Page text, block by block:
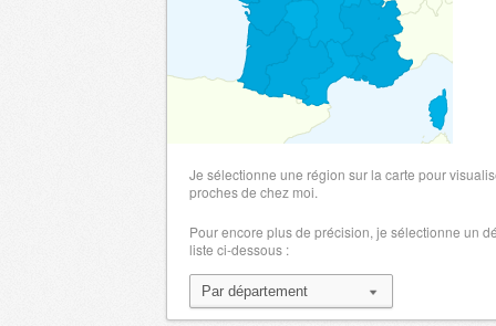
Je sélectionne une région sur la carte pour
proches de chez moi.
Pour encore plus de précision, je sélectionne un
liste ci-dessous :